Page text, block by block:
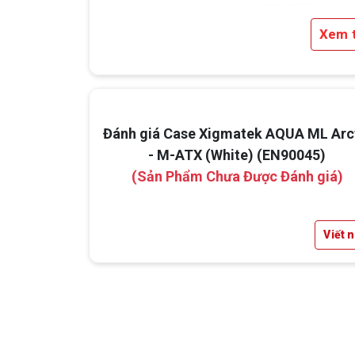
Xem
Đánh giá Case Xigmatek AQUA ML
- M-ATX (White) (EN90045)
(Sản Phẩm Chưa Được Đánh giá)
Viết